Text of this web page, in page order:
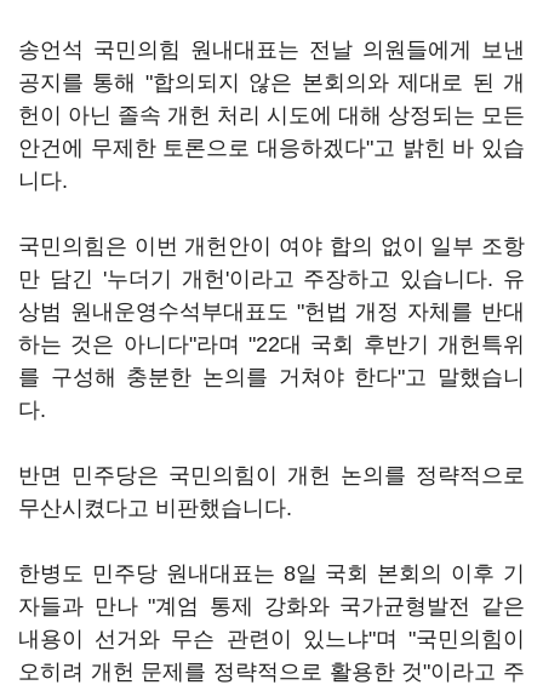
송언석 국민의힘 원내대표는 전날 의원들에게 보낸
공지를 통해 "합의되지 않은 본회의와 제대로 된 개
헌이 아닌 졸속 개헌 처리 시도에 대해 상정되는 모든
안건에 무제한 토론으로 대응하겠다"고 밝힌 바 있습
니다.
국민의힘은 이번 개헌안이 여야 합의 없이 일부 조항
만 담긴 '누더기 개헌'이라고 주장하고 있습니다. 유
상범 원내운영수석부대표도 "헌법 개정 자체를 반대
하는 것은 아니다"라며 "22대 국회 후반기 개헌특위
를 구성해 충분한 논의를 거쳐야 한다"고 말했습니
다.
반면 민주당은 국민의힘이 개헌 논의를 정략적으로
무산시켰다고 비판했습니다.
한병도 민주당 원내대표는 8일 국회 본회의 이후 기
자들과 만나 "계엄 통제 강화와 국가균형발전 같은
내용이 선거와 무슨 관련이 있느냐"며 "국민의힘이
오히려 개헌 문제를 정략적으로 활용한 것"이라고 주